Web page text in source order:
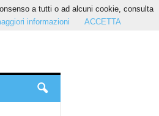
a tutti o ad alcuni cookie, consulta
informazioni ACCETTA